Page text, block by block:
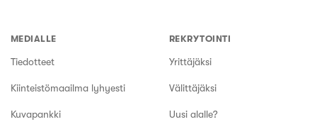
MEDIALLE
Tiedotteet
Kiinteistömaailma lyhyesti
Kuvapankki
REKRYTOINTI
Yrittäjäksi
Välittäjäksi
Uusi alalle?